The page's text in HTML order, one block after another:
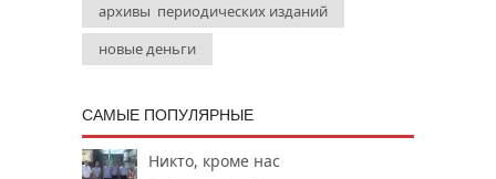
архивы периодических изданий
новые деньги
САМЫЕ ПОПУЛЯРНЫЕ
Никто, кроме нас